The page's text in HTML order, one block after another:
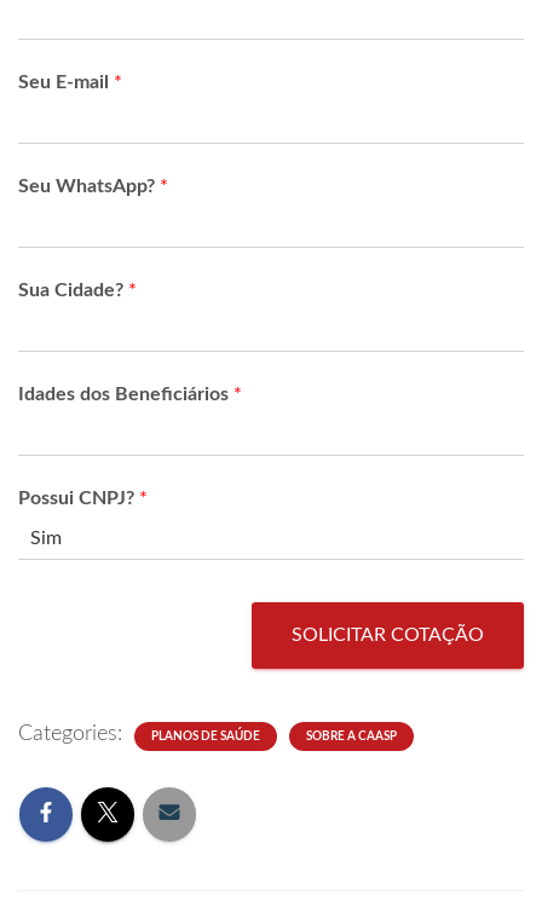
Seu E-mail *
Seu WhatsApp? *
Sua Cidade? *
Idades dos Beneficiários *
Possui CNPJ? *
SOLICITAR COTAÇÃO
Categories: PLANOS DE SAÚDE SOBRE A CAASP